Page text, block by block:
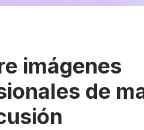
imágenes
de